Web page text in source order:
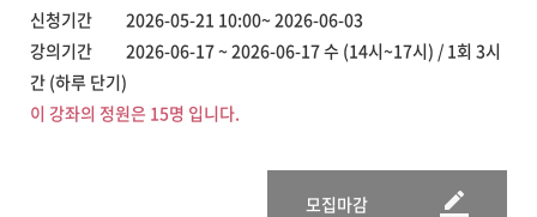
신청기간 2026-05-21 10:00~ 2026-06-03
강의기간 2026-06-17 ~ 2026-06-17 수 (14시~17시) / 1회 3시
간 (하루 단기)
이 강좌의 정원은 15명 입니다.
모집마감